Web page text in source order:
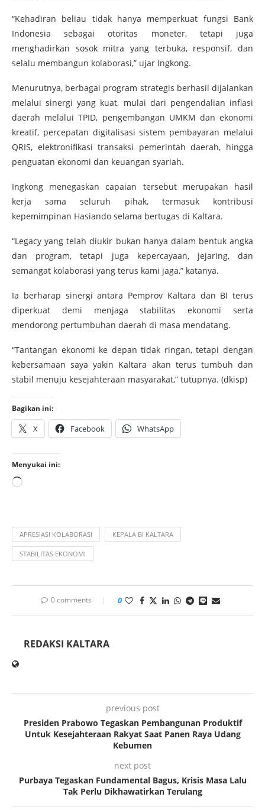
“Kehadiran beliau tidak hanya memperkuat fungsi Bank
Indonesia sebagai otoritas moneter, tetapi juga
menghadirkan sosok mitra yang terbuka, responsif, dan
selalu membangun kolaborasi,” ujar Ingkong.
Menurutnya, berbagai program strategis berhasil dijalankan
melalui sinergi yang kuat, mulai dari pengendalian inflasi
daerah melalui TPID, pengembangan UMKM dan ekonomi
kreatif, percepatan digitalisasi sistem pembayaran melalui
QRIS, elektronifikasi transaksi pemerintah daerah, hingga
penguatan ekonomi dan keuangan syariah.
Ingkong menegaskan capaian tersebut merupakan hasil
kerja sama seluruh pihak, termasuk kontribusi
kepemimpinan Hasiando selama bertugas di Kaltara.
“Legacy yang telah diukir bukan hanya dalam bentuk angka
dan program, tetapi juga kepercayaan, jejaring, dan
semangat kolaborasi yang terus kami jaga,” katanya.
Ia berharap sinergi antara Pemprov Kaltara dan BI terus
diperkuat demi menjaga stabilitas ekonomi serta
mendorong pertumbuhan daerah di masa mendatang.
“Tantangan ekonomi ke depan tidak ringan, tetapi dengan
kebersamaan saya yakin Kaltara akan terus tumbuh dan
stabil menuju kesejahteraan masyarakat,” tutupnya. (dkisp)
Bagikan ini:
X Facebook WhatsApp
Menyukai ini:
APRESIASI KOLABORASI KEPALA BI KALTARA
STABILITAS EKONOMI
0 comments 0
REDAKSI KALTARA
previous post
Presiden Prabowo Tegaskan Pembangunan Produktif
Untuk Kesejahteraan Rakyat Saat Panen Raya Udang
Kebumen
next post
Purbaya Tegaskan Fundamental Bagus, Krisis Masa Lalu
Tak Perlu Dikhawatirkan Terulang